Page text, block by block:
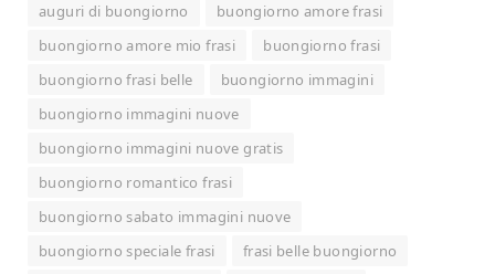
auguri di buongiorno
buongiorno amore frasi
buongiorno amore mio frasi
buongiorno frasi
buongiorno frasi belle
buongiorno immagini
buongiorno immagini nuove
buongiorno immagini nuove gratis
buongiorno romantico frasi
buongiorno sabato immagini nuove
buongiorno speciale frasi
frasi belle buongiorno